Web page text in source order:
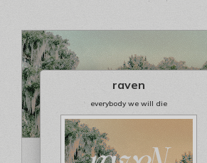
raven
everybody we will die